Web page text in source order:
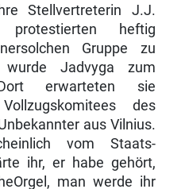
Stellvertreterin J.J.
protestierten heftig
Gruppe zu
wurde Jadvyga zum
erwarteten sie
des
aus Vilnius.
vom Staats­
ihr, er habe gehört,
man werde ihr